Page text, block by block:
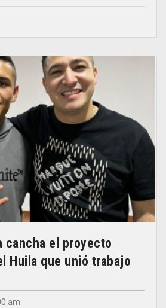
cancha el proyecto
Huila que unió trabajo
am